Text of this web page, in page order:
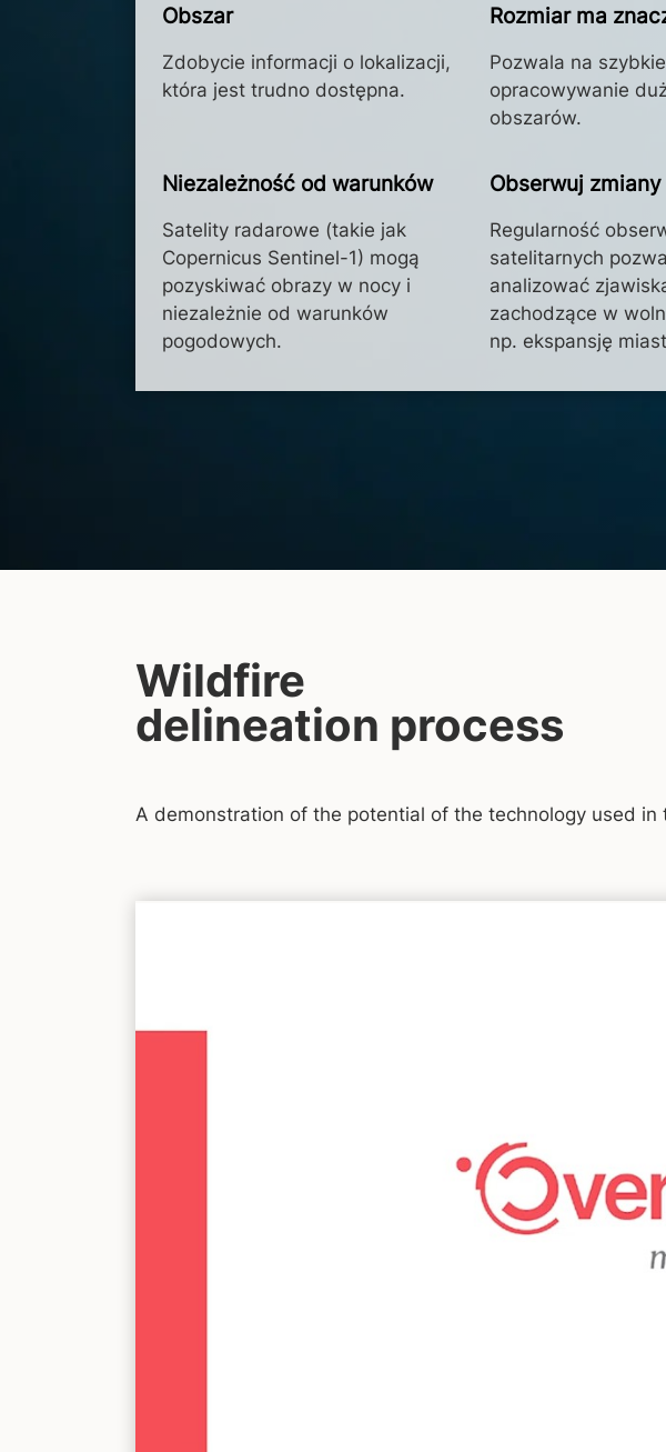
Obszar
Zdobycie informacji o lokalizacji,
która jest trudno dostępna.
Rozmiar ma
Pozwala na szybkie
opracowywanie
obszarów.
Niezależność od warunków
Satelity radarowe (takie jak
Copernicus Sentinel-1) mogą
pozyskiwać obrazy w nocy i
niezależnie od warunków
pogodowych.
Obserwuj zmiany
Regularność
satelitarnych
analizować
zachodzące w
np. ekspansję
Wildfire
delineation process
A demonstration of the potential of the technology used in